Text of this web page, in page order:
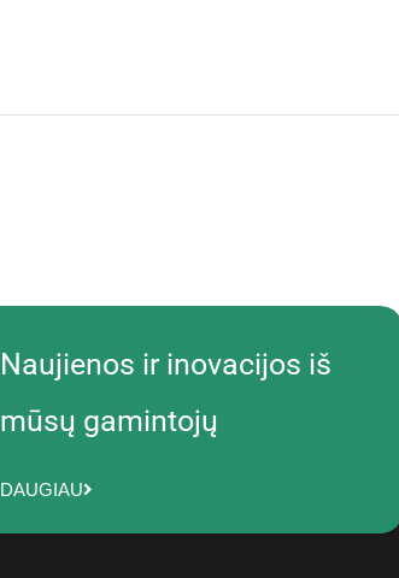
Naujienos ir inovacijos iš
mūsų gamintojų
DAUGIAU